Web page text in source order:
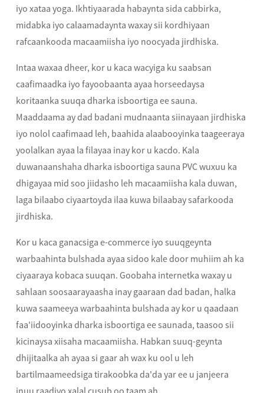
iyo xataa yoga. Ikhtiyaarada habaynta sida cabbirka,
midabka iyo calaamadaynta waxay sii kordhiyaan
rafcaankooda macaamiisha iyo noocyada jirdhiska.
Intaa waxaa dheer, kor u kaca wacyiga ku saabsan
caafimaadka iyo fayoobaanta ayaa horseedaysa
koritaanka suuqa dharka isboortiga ee sauna.
Maaddaama ay dad badani mudnaanta siinayaan jirdhiska
iyo nolol caafimaad leh, baahida alaabooyinka taageeraya
yoolalkan ayaa la filayaa inay kor u kacdo. Kala
duwanaanshaha dharka isboortiga sauna PVC wuxuu ka
dhigayaa mid soo jiidasho leh macaamiisha kala duwan,
laga bilaabo ciyaartoyda ilaa kuwa bilaabay safarkooda
jirdhiska.
Kor u kaca ganacsiga e-commerce iyo suuqgeynta
warbaahinta bulshada ayaa sidoo kale door muhiim ah ka
ciyaaraya kobaca suuqan. Goobaha internetka waxay u
sahlaan soosaarayaasha inay gaaraan dad badan, halka
kuwa saameeya warbaahinta bulshada ay kor u qaadaan
faa'iidooyinka dharka isboortiga ee saunada, taasoo sii
kicinaysa xiisaha macaamiisha. Habkan suuq-geynta
dhijitaalka ah ayaa si gaar ah wax ku ool u leh
bartilmaameedsiga tirakoobka da'da yar ee u janjeera